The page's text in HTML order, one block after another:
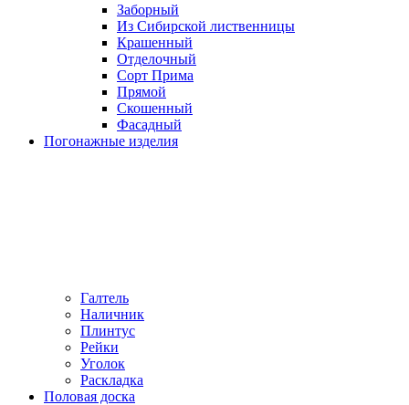
Заборный
Из Сибирской лиственницы
Крашенный
Отделочный
Сорт Прима
Прямой
Скошенный
Фасадный
Погонажные изделия
Галтель
Наличник
Плинтус
Рейки
Уголок
Раскладка
Половая доска